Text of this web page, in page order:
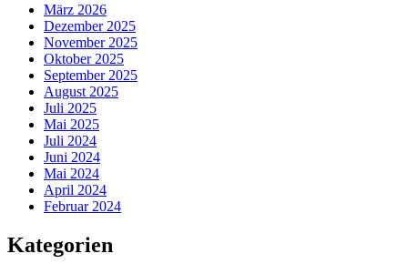
März 2026
Dezember 2025
November 2025
Oktober 2025
September 2025
August 2025
Juli 2025
Mai 2025
Juli 2024
Juni 2024
Mai 2024
April 2024
Februar 2024
Kategorien